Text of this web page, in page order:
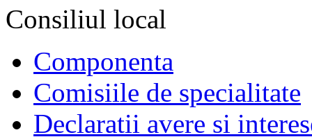
Consiliul local
Componenta
Comisiile de specialitate
Declaratii avere si